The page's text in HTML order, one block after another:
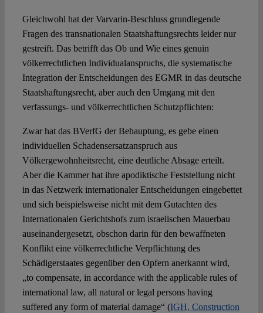
Gleichwohl hat der Varvarin-Beschluss grundlegende
Fragen des transnationalen Staatshaftungsrechts leider nur
gestreift. Das betrifft das Ob und Wie eines genuin
völkerrechtlichen Individualanspruchs, die systematische
Integration der Entscheidungen des EGMR in das deutsche
Staatshaftungsrecht, aber auch den Umgang mit den
verfassungs- und völkerrechtlichen Schutzpflichten:
Zwar hat das BVerfG der Behauptung, es gebe einen
individuellen Schadensersatzanspruch aus
Völkergewohnheitsrecht, eine deutliche Absage erteilt.
Aber die Kammer hat ihre apodiktische Feststellung nicht
in das Netzwerk internationaler Entscheidungen eingebettet
und sich beispielsweise nicht mit dem Gutachten des
Internationalen Gerichtshofs zum israelischen Mauerbau
auseinandergesetzt, obschon darin für den bewaffneten
Konflikt eine völkerrechtliche Verpflichtung des
Schädigerstaates gegenüber den Opfern anerkannt wird,
„to compensate, in accordance with the applicable rules of
international law, all natural or legal persons having
suffered any form of material damage“ (IGH, Construction